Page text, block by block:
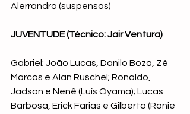
Alerrandro (suspensos)
JUVENTUDE (Técnico: Jair Ventura)
Gabriel; João Lucas, Danilo Boza, Zé
Marcos e Alan Ruschel; Ronaldo,
Jadson e Nenê (Luís Oyama); Lucas
Barbosa, Erick Farias e Gilberto (Ronie